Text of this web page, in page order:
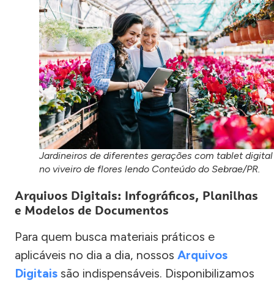
Jardineiros de diferentes gerações com tablet digital
no viveiro de flores lendo Conteúdo do Sebrae/PR.
Arquivos Digitais: Infográficos, Planilhas
e Modelos de Documentos
Para quem busca materiais práticos e
aplicáveis no dia a dia, nossos Arquivos
Digitais são indispensáveis. Disponibilizamos